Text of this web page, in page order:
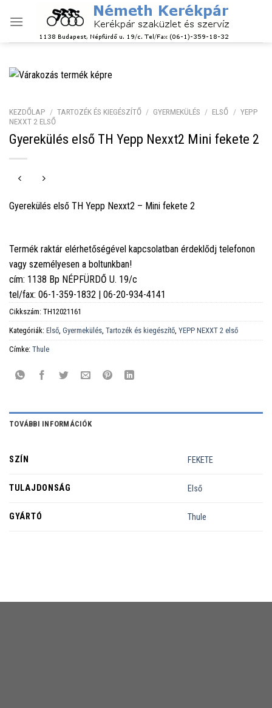
KEZDŐLAP / TARTOZÉK ÉS KIEGÉSZÍTŐ / GYERMEKÜLÉS / ELSŐ / YEPP
NEXXT 2 ELSŐ
Gyerekülés első TH Yepp Nexxt2 Mini fekete 2
Gyerekülés első TH Yepp Nexxt2 – Mini fekete 2
Termék raktár elérhetőségével kapcsolatban érdeklődj telefonon
vagy személyesen a boltunkban!
cím: 1138 Bp NÉPFÜRDŐ U. 19/c
tel/fax: 06-1-359-1832 | 06-20-934-4141
Cikkszám: TH12021161
Kategóriák: Első Gyermekülés Tartozék és kiegészítő YEPP NEXXT 2 első
Címke: Thule
TOVÁBBI INFORMÁCIÓK
SZÍN FEKETE
TULAJDONSÁG Első
GYÁRTÓ Thule